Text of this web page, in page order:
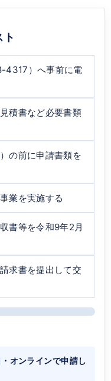
ト
4317）へ事前に電
積書など必要書類
の前に申請書類を
業を実施する
書等を令和9年2月
求書を提出して交
オンラインで申請し